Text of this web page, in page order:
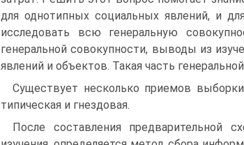
для однотипных социальных явлений, и
исследовать всю генеральную
генеральной совокупности, выводы из
явлений и объектов. Такая часть
Существует несколько приемов выборки:
типическая и гнездовая.
После составления предварительной